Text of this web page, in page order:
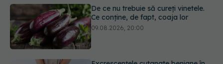
09.08.2026, 20:00